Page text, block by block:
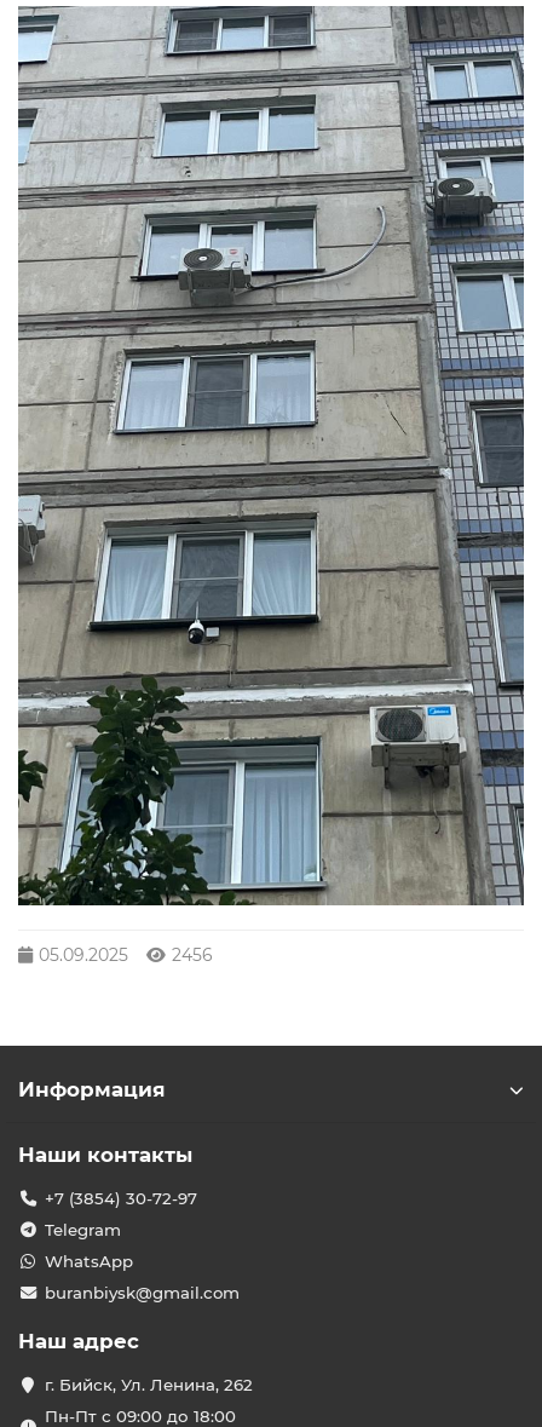
05.09.2025 2456
Информация
Наши контакты
+7 (3854) 30-72-97
Telegram
WhatsApp
buranbiysk@gmail.com
Наш адрес
г. Бийск, Ул. Ленина, 262
Пн-Пт с 09:00 до 18:00